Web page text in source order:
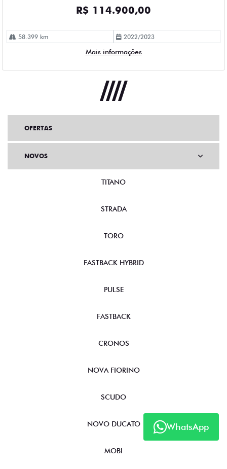
R$ 114.900,00
58.399 km 2022/2023
Mais informações
WhatsApp
OFERTAS
NOVOS
TITANO
STRADA
TORO
FASTBACK HYBRID
PULSE
FASTBACK
CRONOS
NOVA FIORINO
SCUDO
NOVO DUCATO
MOBI